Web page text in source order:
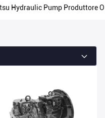
Hydraulic Pump Produttore